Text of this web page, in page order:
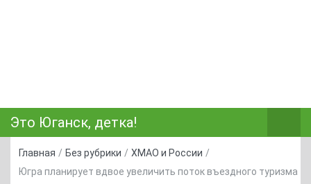
Это Юганск, детка!
Главная / Без рубрики / ХМАО и России /
Югра планирует вдвое увеличить поток въездного туризма